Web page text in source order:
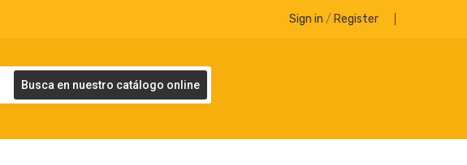
Sign in / Register
Busca en nuestro catálogo online